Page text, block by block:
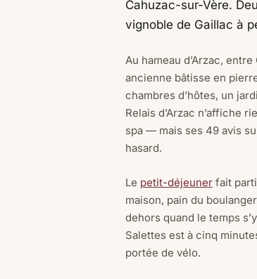
Cahuzac-sur-Vère.
vignoble de Gaillac à
Au hameau d’Arzac,
ancienne bâtisse en
chambres d’hôtes, un
Relais d’Arzac n’affiche
spa — mais ses 49 avis
hasard.
Le petit-déjeuner fait
maison, pain du
dehors quand le temps
Salettes est à cinq
portée de vélo.